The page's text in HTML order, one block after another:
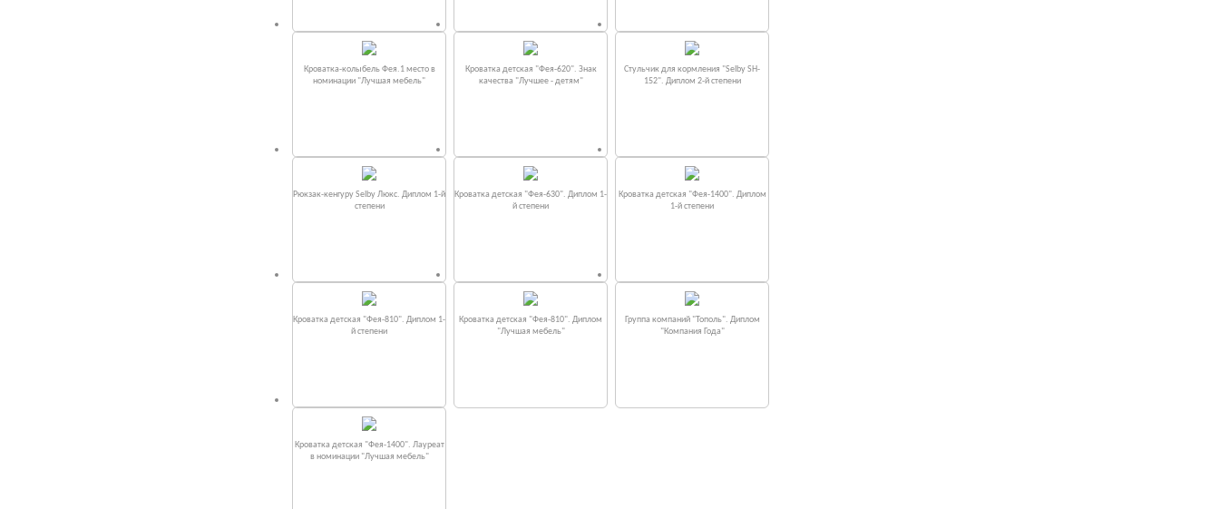
Кроватка-колыбель Фея.1 место в
номинации "Лучшая мебель"
Кроватка детская "Фея-620". Знак
качества "Лучшее - детям"
Стульчик для кормления "Selby SH-
152". Диплом 2-й степени
Рюкзак-кенгуру Selby Люкс. Диплом 1-й
степени
Кроватка детская "Фея-630". Диплом 1-
й степени
Кроватка детская "Фея-1400". Диплом
1-й степени
Кроватка детская "Фея-810". Диплом 1-
й степени
Кроватка детская "Фея-810". Диплом
"Лучшая мебель"
Группа компаний "Тополь". Диплом
"Компания Года"
Кроватка детская "Фея-1400". Лауреат
в номинации "Лучшая мебель"